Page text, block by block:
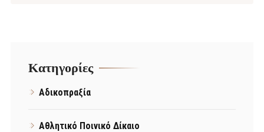
Kατηγορίες
Αδικοπραξία
Αθλητικό Ποινικό Δίκαιο